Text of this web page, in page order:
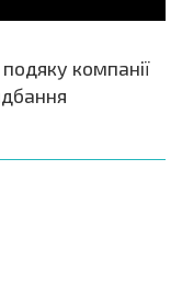
компанії